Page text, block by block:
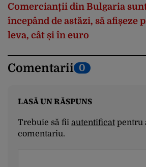
Comercianții din Bulgaria
începând de astăzi, să afișeze
leva, cât și în euro
Comentarii 0
LASĂ UN RĂSPUNS
Trebuie să fii autentificatpentru
comentariu.